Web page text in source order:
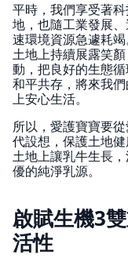
平時，我們享受著
地，也隨工業發展
速環境資源急遽耗
土地上持續展露笑
動，把良好的生態
和平共存，將來我
上安心生活。
所以，愛護寶寶要
代設想，保護土地
土地上讓乳牛生長
優的純淨乳源。
啟賦生機3
活性